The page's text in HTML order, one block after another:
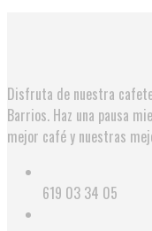
Disfruta de nuestra
Barrios. Haz una pausa
mejor café y nuestras
619 03 34 05